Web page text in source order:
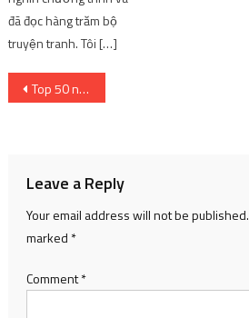
đã đọc hàng trăm bộ
truyện tranh. Tôi […]
Post
Top 50 nhân vật anime nổi tiếng nhất mọi thời đại do người Nhật bình chọn | SharingFunVN
Leave a Reply
Your email address will not be published.
marked *
Comment*